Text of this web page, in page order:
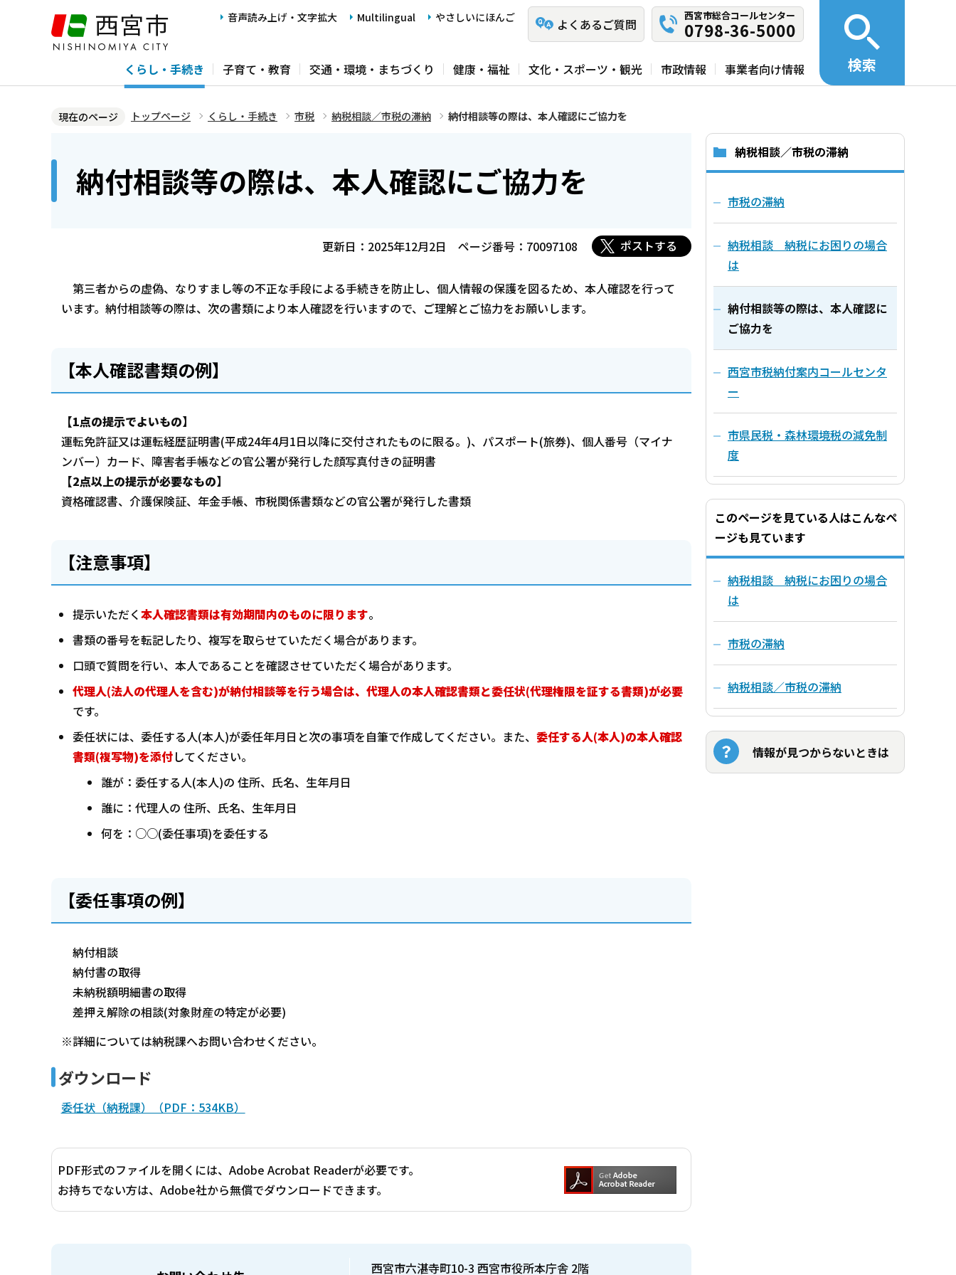
ジ
音声読み上げ・文字拡大 Multilingual やさしいにほんご よくあるご質問
西宮市総合コールセンター
0798-36-5000
くらし・手続き 子育て・教育 交通・環境・まちづくり 健康・福祉 文化・スポーツ・観光 市政情報 事業者向け情報 検索
現在のページ トップページ くらし・手続き 市税 納税相談／市税の滞納 納付相談等の際は、本人確認にご協力を
納付相談等の際は、本人確認にご協力を
更新日：2025年12月2日 ページ番号：70097108 ポストする
第三者からの虚偽、なりすまし等の不正な手段による手続きを防止し、個人情報の保護を図るため、本人確認を行って
います。納付相談等の際は、次の書類により本人確認を行いますので、ご理解とご協力をお願いします。
【本人確認書類の例】
【1点の提示でよいもの】
運転免許証又は運転経歴証明書(平成24年4月1日以降に交付されたものに限る。)、パスポート(旅券)、個人番号（マイナ
ンバー）カード、障害者手帳などの官公署が発行した顔写真付きの証明書
【2点以上の提示が必要なもの】
資格確認書、介護保険証、年金手帳、市税関係書類などの官公署が発行した書類
【注意事項】
提示いただく本人確認書類は有効期間内のものに限ります。
書類の番号を転記したり、複写を取らせていただく場合があります。
口頭で質問を行い、本人であることを確認させていただく場合があります。
代理人(法人の代理人を含む)が納付相談等を行う場合は、代理人の本人確認書類と委任状(代理権限を証する書類)が必要
です。
委任状には、委任する人(本人)が委任年月日と次の事項を自筆で作成してください。また、 委任する人(本人)の本人確認
書類(複写物)を添付してください。
誰が：委任する人(本人)の 住所、氏名、生年月日
誰に：代理人の 住所、氏名、生年月日
何を：○○(委任事項)を委任する
【委任事項の例】
納付相談
納付書の取得
未納税額明細書の取得
差押え解除の相談(対象財産の特定が必要)
※詳細については納税課へお問い合わせください。
ダウンロード
委任状（納税課）（PDF：534KB）
PDF形式のファイルを開くには、Adobe Acrobat Readerが必要です。
お持ちでない方は、Adobe社から無償でダウンロードできます。
西宮市六湛寺町10-3 西宮市役所本庁舎 2階
納税相談／市税の滞納
市税の滞納
納税相談 納税にお困りの場合
は
納付相談等の際は、本人確認に
ご協力を
西宮市税納付案内コールセンタ
ー
市県民税・森林環境税の減免制
度
このページを見ている人はこんなペ
ージも見ています
納税相談 納税にお困りの場合
は
市税の滞納
納税相談／市税の滞納
情報が見つからないときは